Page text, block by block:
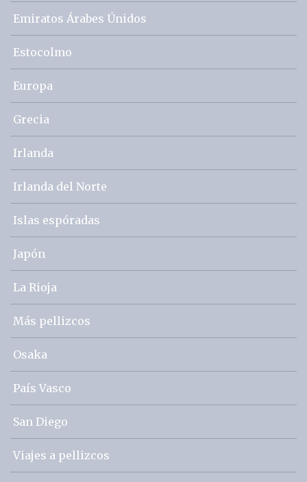
Emiratos Árabes Únidos
Estocolmo
Europa
Grecia
Irlanda
Irlanda del Norte
Islas espóradas
Japón
La Rioja
Más pellizcos
Osaka
País Vasco
San Diego
Viajes a pellizcos